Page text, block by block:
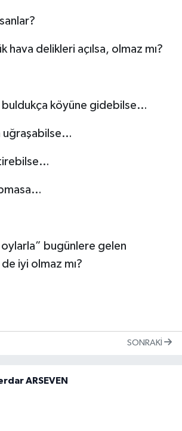
hava delikleri açılsa, olmaz mı?
buldukça köyüne gidebilse…
uğraşabilse…
oylarla” bugünlere gelen
iyi olmaz mı?
SONRAKI
ARSEVEN